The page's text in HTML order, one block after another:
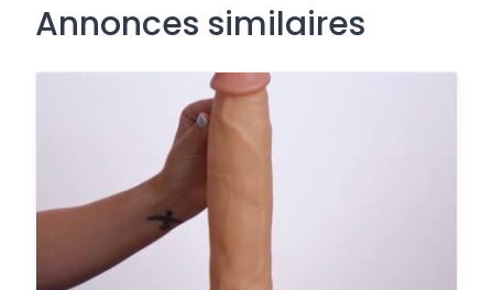
Annonces similaires